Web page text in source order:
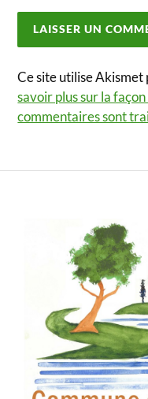
Ce site utilise
savoir plus sur la
commentaires sont